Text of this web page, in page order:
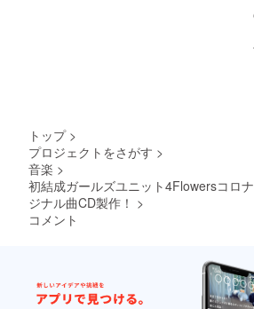
トップ >
プロジェクトをさがす >
音楽 >
初結成ガールズユニット4Flowersコロ
ジナル曲CD製作！ >
コメント